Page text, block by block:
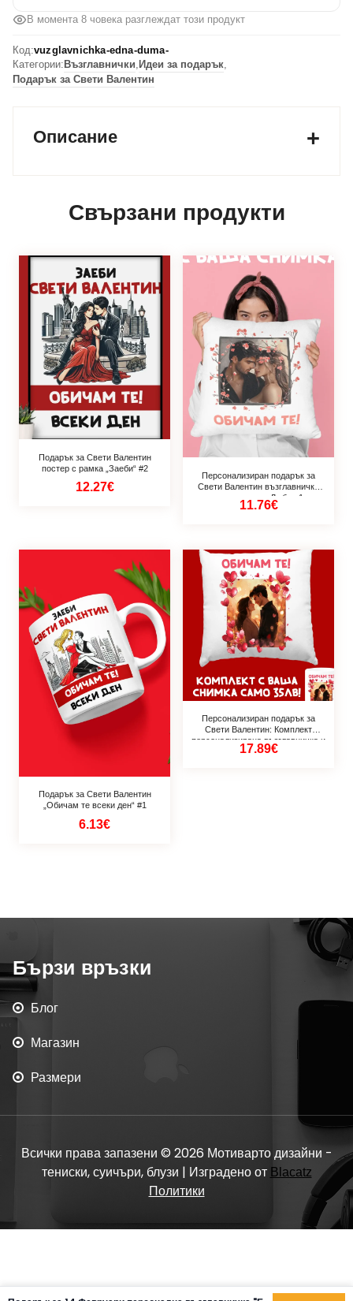
В момента 8 човека разглеждат този продукт
Код:vuzglavnichka-edna-duma-
Категории: Възглавнички, Идеи за подарък,
Подарък за Свети Валентин
Описание
Свързани продукти
Подарък за Свети Валентин
постер с рамка „Заеби“ #2
12.27€
Персонализиран подарък за
Свети Валентин възглавничка
със снимка – Любов 1
11.76€
Подарък за Свети Валентин
„Обичам те всеки ден“ #1
6.13€
Персонализиран подарък за
Свети Валентин: Комплект
персонализирана възглавничка и
чаша
17.89€
Бързи връзки
Блог
Магазин
Размери
Всички права запазени © 2026 Мотиварто дизайни -
тениски, суичъри, блузи | Изградено от Blacatz
Политики